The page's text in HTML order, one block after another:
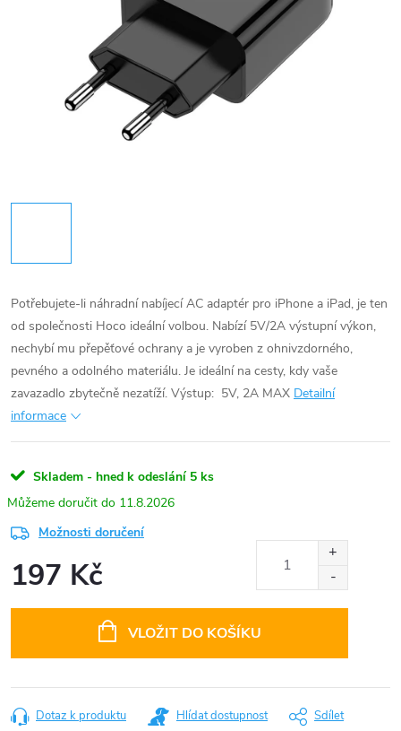
Potřebujete-li náhradní nabíjecí AC adaptér pro iPhone a iPad, je ten
od společnosti Hoco ideální volbou. Nabízí 5V/2A výstupní výkon,
nechybí mu přepěťové ochrany a je vyroben z ohnivzdorného,
pevného a odolného materiálu. Je ideální na cesty, kdy vaše
zavazadlo zbytečně nezatíží. Výstup: 5V, 2A MAX Detailní
informace
Skladem - hned k odeslání 5 ks
11.8.2026
Možnosti doručení
197 Kč
VLOŽIT DO KOŠÍKU
Dotaz k produktu Hlídat dostupnost Sdílet